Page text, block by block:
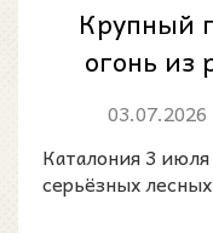
Крупный
огонь из
дошёл до
03.07.2026
Каталония 3
серьёзных